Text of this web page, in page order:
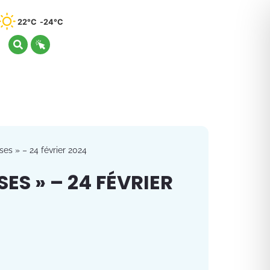
22°C 24°C
» – 24 février 2024
» – 24 FÉVRIER